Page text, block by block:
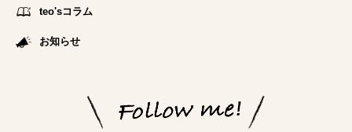
teo'sコラム
お知らせ